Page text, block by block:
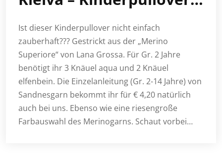
Ist dieser Kinderpullover nicht einfach
zauberhaft??? Gestrickt aus der „Merino
Superiore“ von Lana Grossa. Für Gr. 2 Jahre
benötigt ihr 3 Knäuel aqua und 2 Knäuel
elfenbein. Die Einzelanleitung (Gr. 2-14 Jahre) von
Sandnesgarn bekommt ihr für € 4,20 natürlich
auch bei uns. Ebenso wie eine riesengroße
Farbauswahl des Merinogarns. Schaut vorbei…